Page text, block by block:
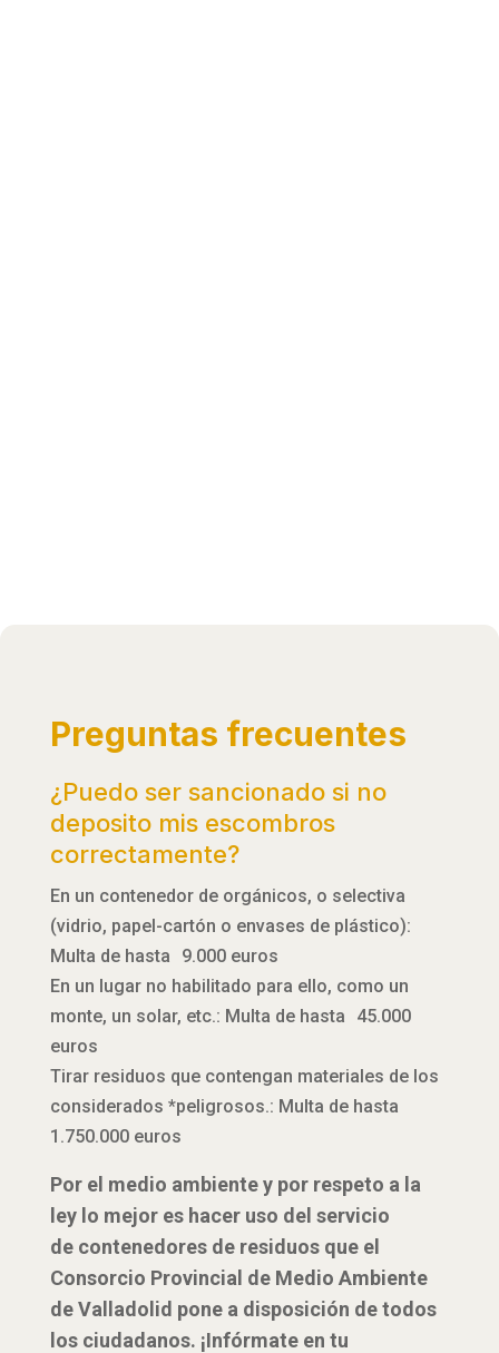
Preguntas frecuentes
¿Puedo ser sancionado si no
deposito mis escombros
correctamente?
En un contenedor de orgánicos, o selectiva
(vidrio, papel-cartón o envases de plástico):
Multa de hasta 9.000 euros
En un lugar no habilitado para ello, como un
monte, un solar, etc.: Multa de hasta 45.000
euros
Tirar residuos que contengan materiales de los
considerados *peligrosos.: Multa de hasta
1.750.000 euros
Por el medio ambiente y por respeto a la
ley lo mejor es hacer uso del servicio
de contenedores de residuos que el
Consorcio Provincial de Medio Ambiente
de Valladolid pone a disposición de todos
los ciudadanos. ¡Infórmate en tu